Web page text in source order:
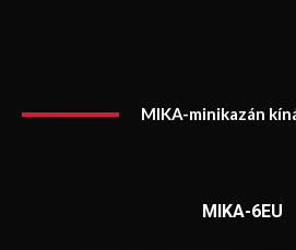
MIKA-minikazán
MIKA-6EU